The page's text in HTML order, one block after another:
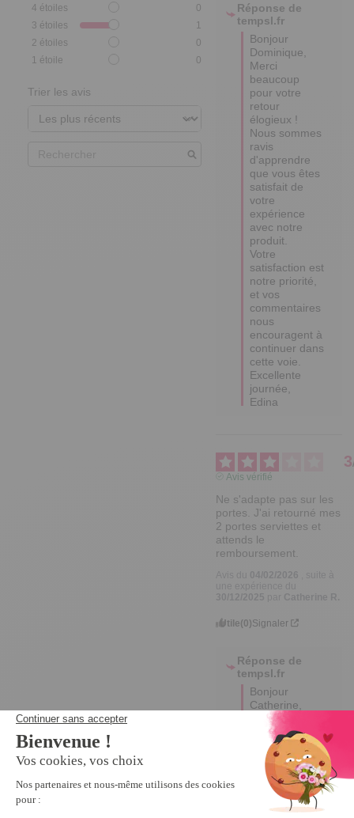
4 étoiles
0
3 étoiles
1
2 étoiles
0
1 étoile 0
Trier les avis
Réponse de
tempsl.fr
Bonjour
Dominique,
Merci
beaucoup
pour votre
retour
élogieux !
Nous sommes
ravis
d'apprendre
que vous êtes
satisfait de
votre
expérience
avec notre
produit.
Votre
satisfaction est
notre priorité,
et vos
commentaires
nous
encouragent à
continuer dans
cette voie.
Excellente
journée,
Edina
3
Avis vérifié
Ne s'adapte pas sur les
portes. J'ai retourné mes
2 portes serviettes et
attends le
remboursement.
04/02/2026
, suite à
30/12/2025
par Catherine R.
Utile(0)Signaler
Réponse de
tempsl.fr
Bonjour
Catherine,
Nous
sommes
désolés
d'apprendre
que nos
porte-
serviettes ne
se sont pas